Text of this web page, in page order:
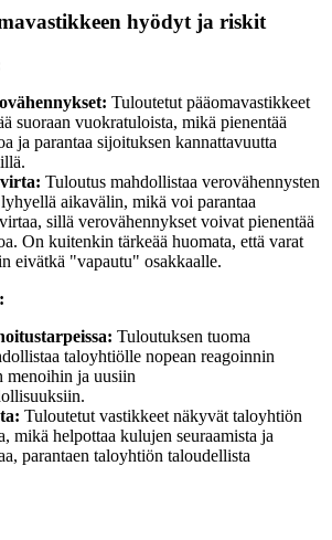
hyödyt ja riskit
Tuloutetut pääomavastikkeet
suoraan vuokratuloista, mikä pienentää
ja parantaa sijoituksen kannattavuutta
Tuloutus mahdollistaa verovähennysten
aikavälin, mikä voi parantaa
sillä verovähennykset voivat pienentää
On kuitenkin tärkeää huomata, että varat
eivätkä "vapautu" osakkaalle.
Tuloutuksen tuoma
taloyhtiölle nopean reagoinnin
menoihin ja uusiin
Tuloutetut vastikkeet näkyvät taloyhtiön
mikä helpottaa kulujen seuraamista ja
parantaen taloyhtiön taloudellista